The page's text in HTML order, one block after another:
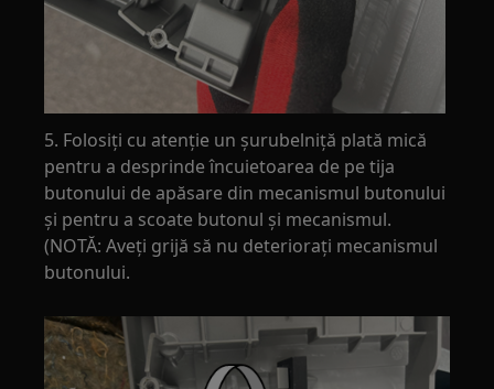
5. Folosiți cu atenție un șurubelniță plată mică
pentru a desprinde încuietoarea de pe tija
butonului de apăsare din mecanismul butonului
și pentru a scoate butonul și mecanismul.
(NOTĂ: Aveți grijă să nu deteriorați mecanismul
butonului.